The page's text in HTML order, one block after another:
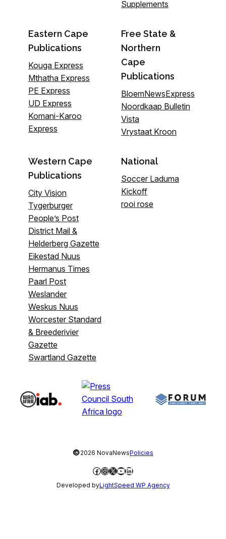
Supplements
Eastern Cape
Publications
Kouga Express
Mthatha Express
PE Express
UD Express
Komani-Karoo
Express
Free State &
Northern
Cape
Publications
BloemNewsExpress
Noordkaap Bulletin
Vista
Vrystaat Kroon
Western Cape
Publications
City Vision
Tygerburger
People’s Post
District Mail &
Helderberg Gazette
Eikestad Nuus
Hermanus Times
Paarl Post
Weslander
Weskus Nuus
Worcester Standard
& Breederivier
Gazette
Swartland Gazette
National
Soccer Laduma
Kickoff
rooi rose
©2026 NovaNewsPolicies
Facebook
Instagram
X YouTube
LinkedIn
Developed byLightSpeed WP Agency